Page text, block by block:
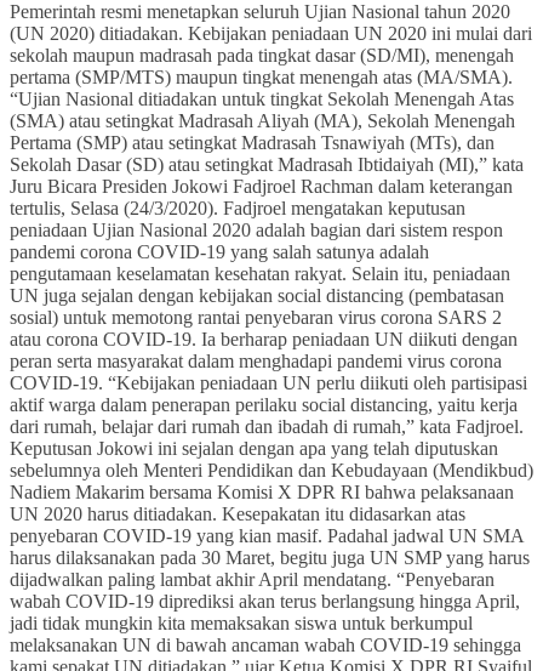
Pemerintah resmi menetapkan seluruh Ujian Nasional tahun 2020
(UN 2020) ditiadakan. Kebijakan peniadaan UN 2020 ini mulai dari
sekolah maupun madrasah pada tingkat dasar (SD/MI), menengah
pertama (SMP/MTS) maupun tingkat menengah atas (MA/SMA).
“Ujian Nasional ditiadakan untuk tingkat Sekolah Menengah Atas
(SMA) atau setingkat Madrasah Aliyah (MA), Sekolah Menengah
Pertama (SMP) atau setingkat Madrasah Tsnawiyah (MTs), dan
Sekolah Dasar (SD) atau setingkat Madrasah Ibtidaiyah (MI),” kata
Juru Bicara Presiden Jokowi Fadjroel Rachman dalam keterangan
tertulis, Selasa (24/3/2020). Fadjroel mengatakan keputusan
peniadaan Ujian Nasional 2020 adalah bagian dari sistem respon
pandemi corona COVID-19 yang salah satunya adalah
pengutamaan keselamatan kesehatan rakyat. Selain itu, peniadaan
UN juga sejalan dengan kebijakan social distancing (pembatasan
sosial) untuk memotong rantai penyebaran virus corona SARS 2
atau corona COVID-19. Ia berharap peniadaan UN diikuti dengan
peran serta masyarakat dalam menghadapi pandemi virus corona
COVID-19. “Kebijakan peniadaan UN perlu diikuti oleh partisipasi
aktif warga dalam penerapan perilaku social distancing, yaitu kerja
dari rumah, belajar dari rumah dan ibadah di rumah,” kata Fadjroel.
Keputusan Jokowi ini sejalan dengan apa yang telah diputuskan
sebelumnya oleh Menteri Pendidikan dan Kebudayaan (Mendikbud)
Nadiem Makarim bersama Komisi X DPR RI bahwa pelaksanaan
UN 2020 harus ditiadakan. Kesepakatan itu didasarkan atas
penyebaran COVID-19 yang kian masif. Padahal jadwal UN SMA
harus dilaksanakan pada 30 Maret, begitu juga UN SMP yang harus
dijadwalkan paling lambat akhir April mendatang. “Penyebaran
wabah COVID-19 diprediksi akan terus berlangsung hingga April,
jadi tidak mungkin kita memaksakan siswa untuk berkumpul
melaksanakan UN di bawah ancaman wabah COVID-19 sehingga